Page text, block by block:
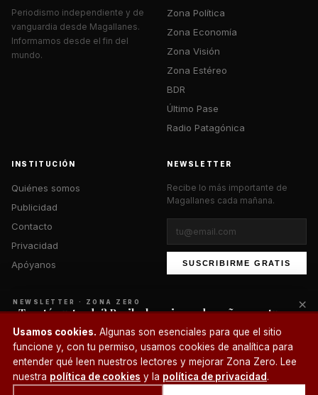
Periodismo independiente y de
vanguardia desde Magallanes.
Informamos desde el fin del
mundo.
Zona Política
Zona Economía
Zona Visión
Zona Estéreo
BDR
Último Pase
Radio Patagónica
INSTITUCIÓN
Quiénes somos
Publicidad
Contacto
Privacidad
Apóyanos
NEWSLETTER
Recibe lo más importante de
Magallanes cada mañana.
SUSCRIBIRME GRATIS
© 2026 Zona Zero Media. Todos los derechos reservados.
Usamos cookies. Algunas son esenciales para que el sitio
funcione y, con tu permiso, usamos cookies de analítica para
entender qué leen nuestros lectores y mejorar Zona Zero. Lee
nuestra política de cookies y la política de privacidad.
¿Un café?
NEWSLETTER · ZONA ZERO
¿Te está gustando? Recibe lo mejor cada mañana en tu
correo.
SUSCRIBIRME
×